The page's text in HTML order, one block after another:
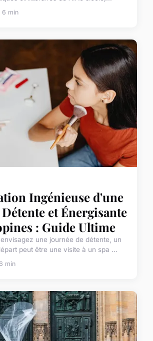
6 min
Ingénieuse d'une
et Énergisante
: Guide Ultime
une journée de détente, un
peut être une visite à un spa ...
min